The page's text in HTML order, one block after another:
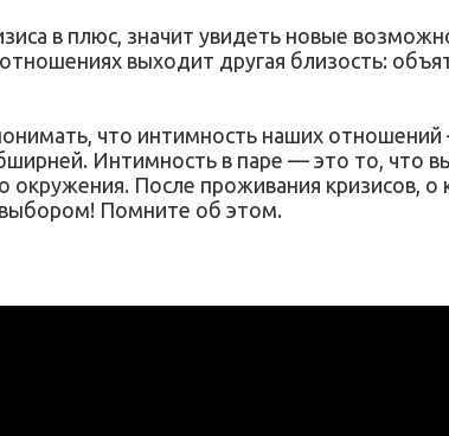
в плюс, значит увидеть новые
выходит другая близость:
что интимность наших
Интимность в паре — это то, что
окружения. После проживания кризисов,
Помните об этом.